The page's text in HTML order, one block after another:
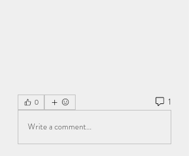
0 1
Write a comment...